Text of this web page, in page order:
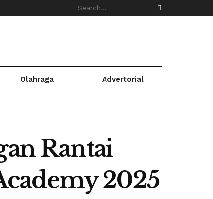
Olahraga Advertorial
Rantai
2025